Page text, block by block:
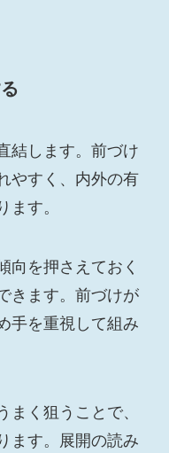
結します。前づけ
やすく、内外の有
ます。
向を押さえておく
きます。前づけが
手を重視して組み
まく狙うことで、
ます。展開の読み